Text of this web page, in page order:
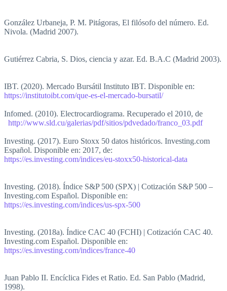
González Urbaneja, P. M. Pitágoras, El filósofo del número. Ed.
Nivola. (Madrid 2007).
Gutiérrez Cabria, S. Dios, ciencia y azar. Ed. B.A.C (Madrid 2003).
IBT. (2020). Mercado Bursátil Instituto IBT. Disponible en:
https://institutoibt.com/que-es-el-mercado-bursatil/
Infomed. (2010). Electrocardiograma. Recuperado el 2010, de
http://www.sld.cu/galerias/pdf/sitios/pdvedado/franco_03.pdf
Investing. (2017). Euro Stoxx 50 datos históricos. Investing.com
Español. Disponible en: 2017, de:
https://es.investing.com/indices/eu-stoxx50-historical-data
Investing. (2018). Índice S&P 500 (SPX) | Cotización S&P 500 –
Investing.com Español. Disponible en:
https://es.investing.com/indices/us-spx-500
Investing. (2018a). Índice CAC 40 (FCHI) | Cotización CAC 40.
Investing.com Español. Disponible en:
https://es.investing.com/indices/france-40
Juan Pablo II. Encíclica Fides et Ratio. Ed. San Pablo (Madrid,
1998).